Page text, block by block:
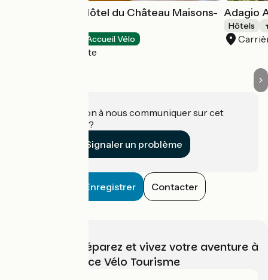
Best Western Hôtel du Château Maisons-
Accueil Vélo
Maisons-Laffitte
Adagio
Hôtels
Une information à nous communiquer sur cet
établissement ?
Signaler un problème
Enregistrer Contacter
Choisissez, préparez et vivez votre aventure à
vélo avec France Vélo Tourisme